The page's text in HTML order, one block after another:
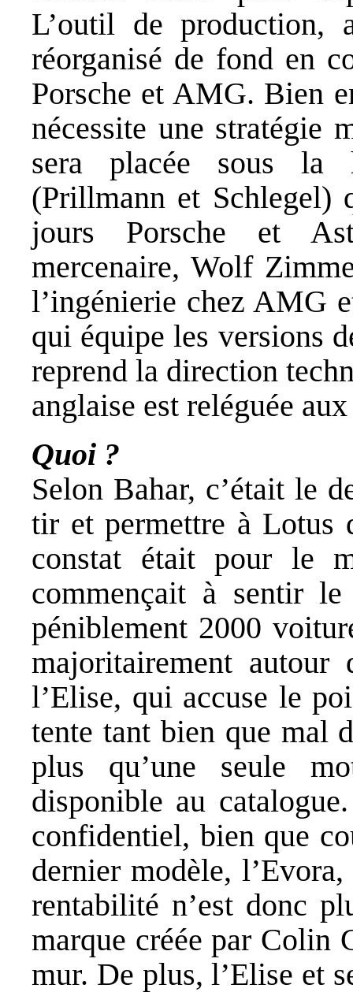
L’outil de
réorganisé de fond en
Porsche et AMG. Bien
nécessite une stratégie
sera placée sous la
(Prillmann et Schlegel)
jours Porsche et
mercenaire, Wolf
l’ingénierie chez AMG
qui équipe les versions
reprend la direction
anglaise est reléguée
Quoi ?
Selon Bahar, c’était le
tir et permettre à
constat était pour le
commençait à sentir
péniblement 2000
majoritairement autour
l’Elise, qui accuse le
tente tant bien que mal
plus qu’une seule
disponible au
confidentiel, bien que
dernier modèle,
rentabilité n’est donc
marque créée par Colin
mur. De plus, l’Elise et